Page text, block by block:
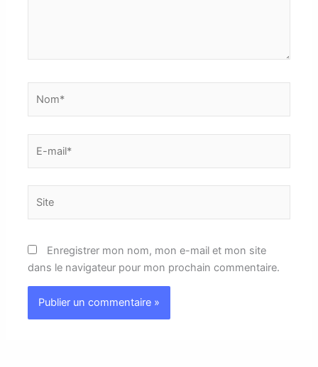
mail*
Enregistrer mon nom, mon e-mail et mon site
dans le navigateur pour mon prochain commentaire.